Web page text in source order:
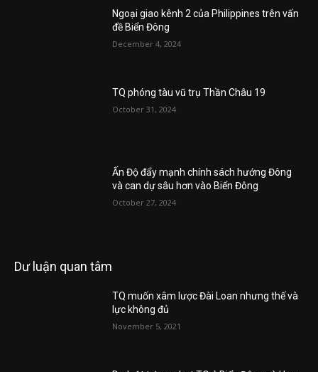
Ngoại giao kênh 2 của Philippines trên vấn
đề Biển Đông
December 4, 2024
TQ phóng tàu vũ trụ Thần Châu 19
October 31, 2024
Ấn Độ đẩy mạnh chính sách hướng Đông
và can dự sâu hơn vào Biển Đông
October 27, 2024
Dư luận quan tâm
TQ muốn xâm lược Đài Loan nhưng thế và
lực không đủ
November 5, 2021